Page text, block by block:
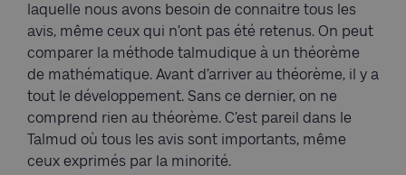
laquelle nous avons besoin de connaitre tous les
avis, même ceux qui n’ont pas été retenus. On peut
comparer la méthode talmudique à un théorème
de mathématique. Avant d’arriver au théorème, il y a
tout le développement. Sans ce dernier, on ne
comprend rien au théorème. C’est pareil dans le
Talmud où tous les avis sont importants, même
ceux exprimés par la minorité.